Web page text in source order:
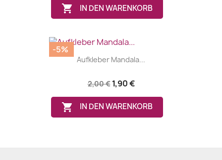
 IN DEN WARENKORB
Aufkleber Mandala...
2,00 € 1,90 €
 IN DEN WARENKORB
-5%